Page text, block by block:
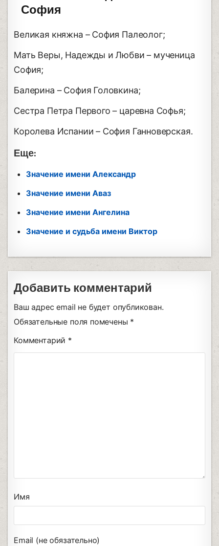
София
Великая княжна – София Палеолог;
Мать Веры, Надежды и Любви – мученица
София;
Балерина – София Головкина;
Сестра Петра Первого – царевна Софья;
Королева Испании – София Ганноверская.
Еще:
Значение имени Александр
Значение имени Аваз
Значение имени Ангелина
Значение и судьба имени Виктор
Добавить комментарий
Ваш адрес email не будет опубликован.
Обязательные поля помечены *
Комментарий *
Имя
Email (не обязательно)